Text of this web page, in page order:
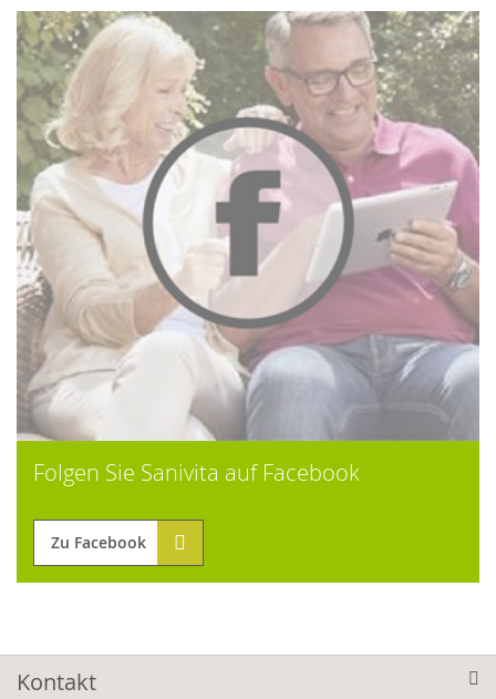
Folgen Sie Sanivita auf Facebook
Zu Facebook
Kontakt